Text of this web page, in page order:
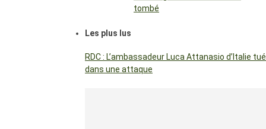
tombé
Les plus lus
RDC : L’ambassadeur Luca Attanasio d’Italie tué
dans une attaque